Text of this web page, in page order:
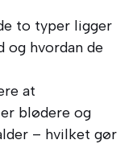
to typer ligger
hvordan de
at
blødere og
– hvilket gør